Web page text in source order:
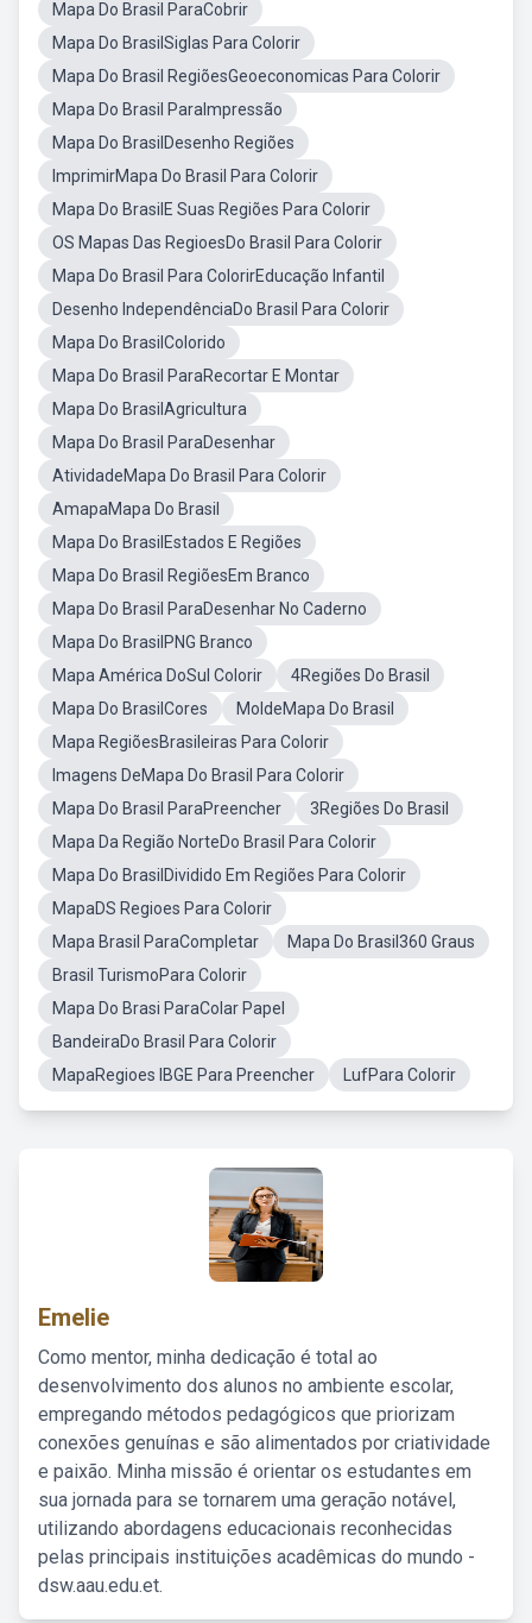
Mapa Do Brasil ParaCobrir
Mapa Do BrasilSiglas Para Colorir
Mapa Do Brasil RegiõesGeoeconomicas Para Colorir
Mapa Do Brasil ParaImpressão
Mapa Do BrasilDesenho Regiões
ImprimirMapa Do Brasil Para Colorir
Mapa Do BrasilE Suas Regiões Para Colorir
OS Mapas Das RegioesDo Brasil Para Colorir
Mapa Do Brasil Para ColorirEducação Infantil
Desenho IndependênciaDo Brasil Para Colorir
Mapa Do BrasilColorido
Mapa Do Brasil ParaRecortar E Montar
Mapa Do BrasilAgricultura
Mapa Do Brasil ParaDesenhar
AtividadeMapa Do Brasil Para Colorir
AmapaMapa Do Brasil
Mapa Do BrasilEstados E Regiões
Mapa Do Brasil RegiõesEm Branco
Mapa Do Brasil ParaDesenhar No Caderno
Mapa Do BrasilPNG Branco
Mapa América DoSul Colorir
4Regiões Do Brasil
Mapa Do BrasilCores
MoldeMapa Do Brasil
Mapa RegiõesBrasileiras Para Colorir
Imagens DeMapa Do Brasil Para Colorir
Mapa Do Brasil ParaPreencher
3Regiões Do Brasil
Mapa Da Região NorteDo Brasil Para Colorir
Mapa Do BrasilDividido Em Regiões Para Colorir
MapaDS Regioes Para Colorir
Mapa Brasil ParaCompletar
Mapa Do Brasil360 Graus
Brasil TurismoPara Colorir
Mapa Do Brasi ParaColar Papel
BandeiraDo Brasil Para Colorir
MapaRegioes IBGE Para Preencher
LufPara Colorir
Emelie
Como mentor, minha dedicação é total ao
desenvolvimento dos alunos no ambiente escolar,
empregando métodos pedagógicos que priorizam
conexões genuínas e são alimentados por criatividade
e paixão. Minha missão é orientar os estudantes em
sua jornada para se tornarem uma geração notável,
utilizando abordagens educacionais reconhecidas
pelas principais instituições acadêmicas do mundo -
dsw.aau.edu.et.